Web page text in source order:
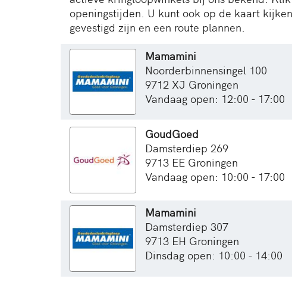
openingstijden. U kunt ook op de kaart
gevestigd zijn en een route plannen.
Mamamini
Noorderbinnensingel 100
9712 XJ Groningen
Vandaag open: 12:00 - 17:00
GoudGoed
Damsterdiep 269
9713 EE Groningen
Vandaag open: 10:00 - 17:00
Mamamini
Damsterdiep 307
9713 EH Groningen
Dinsdag open: 10:00 - 14:00